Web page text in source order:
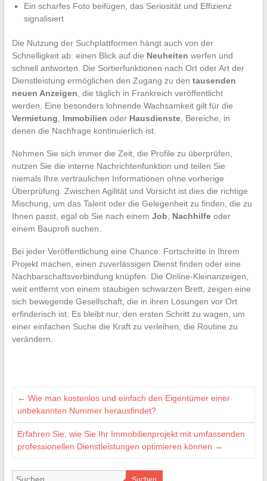
Ein scharfes Foto beifügen, das Seriosität und Effizienz
signalisiert
Die Nutzung der Suchplattformen hängt auch von der
Schnelligkeit ab: einen Blick auf die Neuheiten werfen und
schnell antworten. Die Sortierfunktionen nach Ort oder Art der
Dienstleistung ermöglichen den Zugang zu den tausenden
neuen Anzeigen , die täglich in Frankreich veröffentlicht
werden. Eine besonders lohnende Wachsamkeit gilt für die
Vermietung
Immobilien oder Hausdienste, Bereiche, in
denen die Nachfrage kontinuierlich ist.
Nehmen Sie sich immer die Zeit, die Profile zu überprüfen,
nutzen Sie die interne Nachrichtenfunktion und teilen Sie
niemals Ihre vertraulichen Informationen ohne vorherige
Überprüfung. Zwischen Agilität und Vorsicht ist dies die richtige
Mischung, um das Talent oder die Gelegenheit zu finden, die zu
Ihnen passt, egal ob Sie nach einem Job Nachhilfeoder
einem Bauprofi suchen.
Bei jeder Veröffentlichung eine Chance: Fortschritte in Ihrem
Projekt machen, einen zuverlässigen Dienst finden oder eine
Nachbarschaftsverbindung knüpfen. Die Online-Kleinanzeigen,
weit entfernt von einem staubigen schwarzen Brett, zeigen eine
sich bewegende Gesellschaft, die in ihren Lösungen vor Ort
erfinderisch ist. Es bleibt nur, den ersten Schritt zu wagen, um
einer einfachen Suche die Kraft zu verleihen, die Routine zu
verändern.
← Wie man kostenlos und einfach den Eigentümer einer
unbekannten Nummer herausfindet?
Erfahren Sie, wie Sie Ihr Immobilienprojekt mit umfassenden
professionellen Dienstleistungen optimieren können →